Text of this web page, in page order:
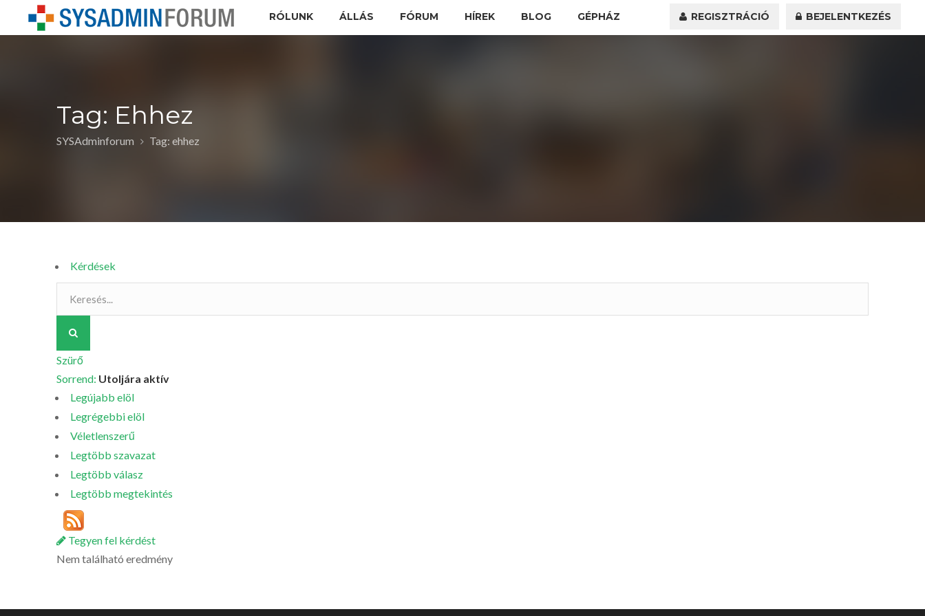
RÓLUNK ÁLLÁS FÓRUM HÍREK BLOG GÉPHÁZ REGISZTRÁCIÓ BEJELENTKEZÉS
Tag: Ehhez
SYSAdminforum Tag: ehhez
Kérdések
Szürő
Sorrend: Utoljára aktív
Legújabb elöl
Legrégebbi elöl
Véletlenszerű
Legtöbb szavazat
Legtöbb válasz
Legtöbb megtekintés
Tegyen fel kérdést
Nem található eredmény